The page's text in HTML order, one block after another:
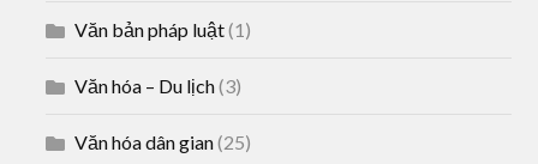
Văn bản pháp luật(1)
Văn hóa – Du lịch(3)
Văn hóa dân gian(25)